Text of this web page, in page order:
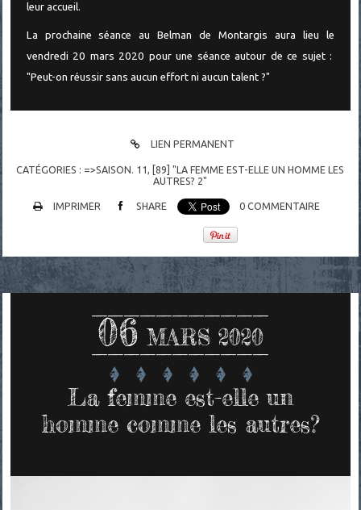
leur accueil.
La prochaine séance au Belman de Montargis aura lieu le
vendredi 20 mars 2020 pour une séance autour de ce sujet :
"Peut-on réussir sans aucun effort ni aucun talent ?"
LIEN PERMANENT
CATÉGORIES : =>SAISON. 11, [89] "LA FEMME EST-ELLE UN HOMME LES
AUTRES? 2"
IMPRIMER SHARE 0 COMMENTAIRE
06 MARS 2020
La femme est-elle un
homme comme les autres?